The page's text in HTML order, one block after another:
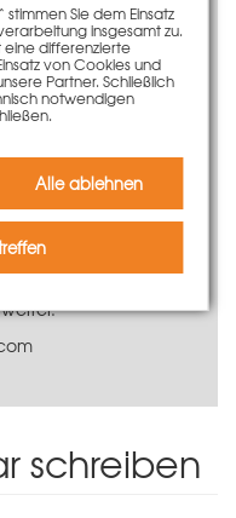
für Ihre
erhöhter
150cm
schreiben
Sie dem Einsatz
insgesamt zu.
differenzierte
von Cookies und
Partner. Schließlich
notwendigen
Alle ablehnen